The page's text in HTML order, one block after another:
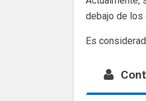
debajo de los
Es